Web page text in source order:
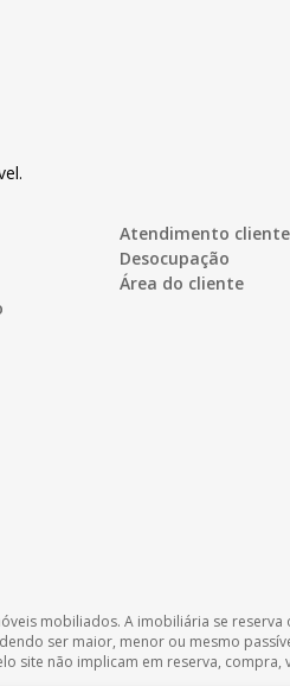
Atendimento
Desocupação
Área do cliente
mobiliados. A imobiliária se
ser maior, menor ou mesmo
site não implicam em reserva, compra,